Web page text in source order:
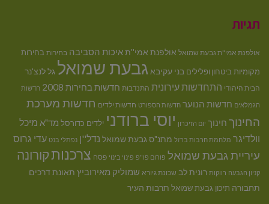
תגיות
אולפנת אמי"ת גבעת שמואל אולפנת אמי''תאיכות הסביבה בחירות בחירות
מקומיות ביטחון ופלילים בני עקיבא גבעת שמואל גל לנצ'נר
הבית היהודי התחדשות עירונית התנדבות חדשות בחירות 2008 חדשות
הגמלאים חדשות הנוער חדשות הספורט חדשות ילדים חדשות מערכת
החינוך חינוך יום הזיכרון יוסי ברודני ילדים כדורסל מד"א מיכל
וולדיגר מלחמת חרבות ברזל מתנ"ס גבעת שמואל נדל''ן נפתלי בנט עדי גרוס
עיריית גבעת שמואל פורום פו"פ פינוי בינוי פסח צרכנותקורונה
קניון הגבעה רווקות רונית לב שכונת גיורא שמוליק מאירוביץ תאונת דרכים
תחבורה תיכון גבעת שמואל תרבות העיר